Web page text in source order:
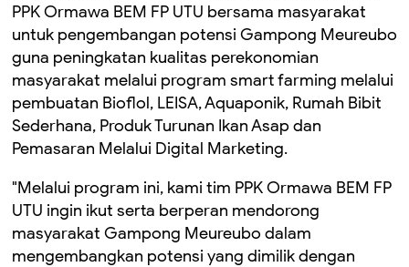
PPK Ormawa BEM FP UTU bersama masyarakat
untuk pengembangan potensi Gampong Meureubo
guna peningkatan kualitas perekonomian
masyarakat melalui program smart farming melalui
pembuatan Bioflol, LEISA, Aquaponik, Rumah Bibit
Sederhana, Produk Turunan Ikan Asap dan
Pemasaran Melalui Digital Marketing.
"Melalui program ini, kami tim PPK Ormawa BEM FP
UTU ingin ikut serta berperan mendorong
masyarakat Gampong Meureubo dalam
mengembangkan potensi yang dimilik dengan